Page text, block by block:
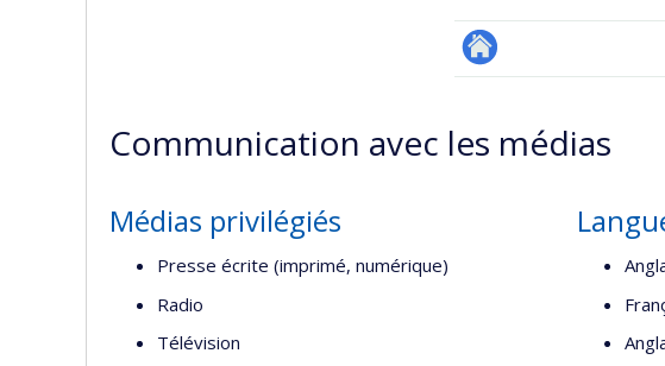
Autre
web
Communication avec les médias
Médias privilégiés
Presse écrite (imprimé, numérique)
Radio
Télévision